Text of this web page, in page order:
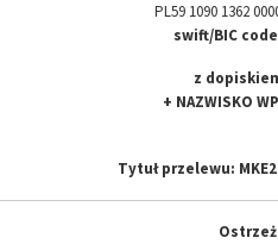
PL59 1090 1362
swift/BIC code
z
+ NAZWISKO
Tytuł przelewu: